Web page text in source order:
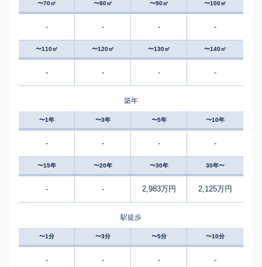
〜70㎡ 〜80㎡ 〜90㎡ 〜100㎡
- - - -
〜110㎡ 〜120㎡ 〜130㎡ 〜140㎡
- - - -
築年
〜1年 〜3年 〜5年 〜10年
- - - -
〜15年 〜20年 〜30年 30年〜
- - 2,983万円 2,125万円
駅徒歩
〜1分 〜3分 〜5分 〜10分
- - - -